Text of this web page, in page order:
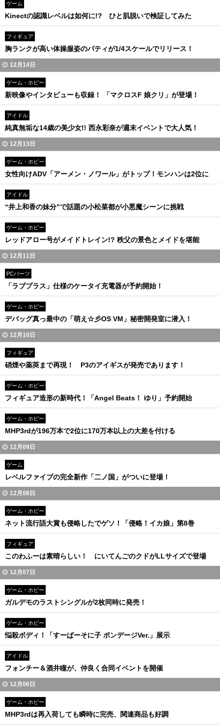
ゲーム
Kinectの認識レベルは如何に!? ひと肌脱いで検証してみた
フィギュア
胸ランクが高い体操服姿のパティが1/4スケールでリリース！
12月14日
ゲーム・ホビー
新映像やインタビューも収録！ 「マクロスF 娘クリ」が登場！
アイドル
純真無垢な14歳の美少女!! 西永彩奈が週末イベントで大人気！
12月13日
ゲーム・ホビー
女性向けADV「アーメン・ノワール」がトップ！モンハンは2位に
アイドル
“井上和香の妹分”で話題の小松菜都が小悪魔シーンに挑戦
ゲーム・ホビー
レッドアロー号がメイドトレイン!? 秩父の景色とメイドを堪能
12月11日
PCパーツ
「ラブプラス」仕様のケータイ充電器が予約開始！
ゲーム・ホビー
デバッグ真っ最中の「萌え☆彡OS VM」秘密開発室に潜入！
12月10日
フィギュア
硝煙や薬莢まで再現！ P3のアイギスが発売であります！
ゲーム・ホビー
フィギュア造形の新時代！「Angel Beats！ ゆり」予約開始
ゲーム・ホビー
MHP3rdが196万本で2位に170万本以上の大差を付ける
12月09日
ゲーム
レベルファイブの完全新作「二ノ国」がついに登場！
12月08日
ゲーム・ホビー
ネット流行語大賞も侵略したでゲソ！「侵略！イカ娘」第8巻
フィギュア
このわふーは素晴らしい！ にいてんごのクドがLLサイズで登場
12月07日
ゲーム・ホビー
ガルデモのラストシングルが2枚同時に発売！
ゲーム・ホビー
悩殺ボディ！「すーぱーそに子 ボンデージVer.」展示
アイドル
フォンチー＆酒井瞳が、仲良く合同イベントを開催
12月06日
ゲーム・ホビー
MHP3rdは再入荷しても瞬時に完売、関連商品も好調